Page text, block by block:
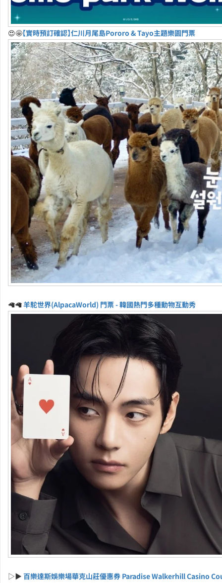
😍🤩【實時預訂確認】仁川月尾島Pororo & Tayo主題樂園門票
🦙🦙羊駝世界(AlpacaWorld) 門票 - 韓國熱門多種動物互動秀
▷▶ 百樂達斯娛樂場華克山莊優惠券 Paradise Walkerhill Casino